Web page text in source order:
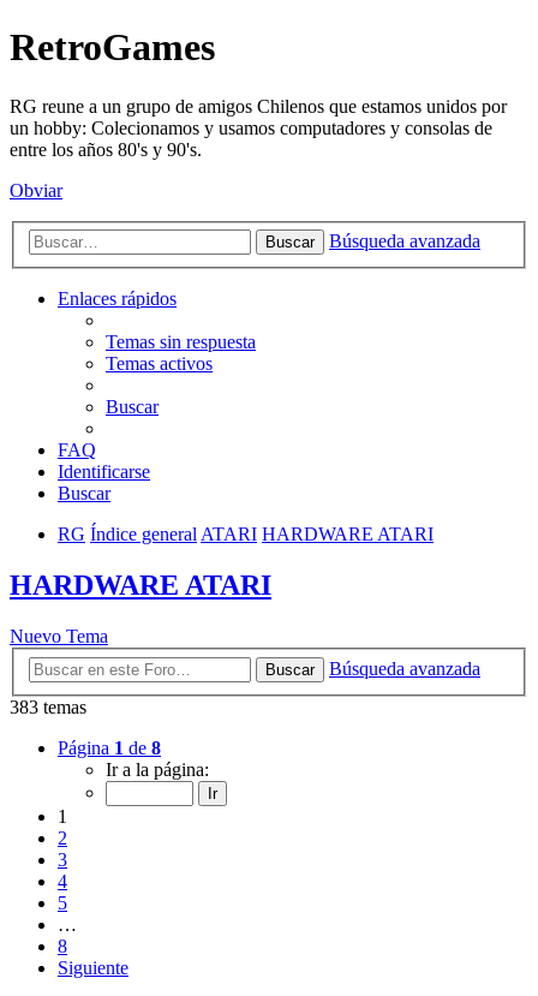
RetroGames
RG reune a un grupo de amigos Chilenos que estamos unidos por
un hobby: Colecionamos y usamos computadores y consolas de
entre los años 80's y 90's.
Obviar
Buscar Búsqueda avanzada
Enlaces rápidos
Temas sin respuesta
Temas activos
Buscar
FAQ
Identificarse
Buscar
RG Índice generalATARI HARDWARE ATARI
HARDWARE ATARI
Nuevo Tema
Buscar
Búsqueda avanzada
383 temas
Página 1 de 8
Ir a la página:
1
2
3
4
5
…
8
Siguiente